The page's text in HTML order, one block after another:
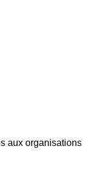
aux organisations